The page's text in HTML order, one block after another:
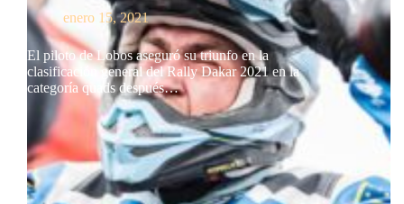
enero 15, 2021
El piloto de Lobos aseguró su triunfo en la
clasificación general del Rally Dakar 2021 en la
categoría quads después…